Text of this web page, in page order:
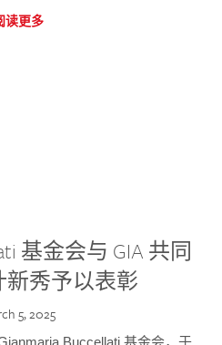
读更多
基金会与 GIA 共同
秀予以表彰
5, 2025